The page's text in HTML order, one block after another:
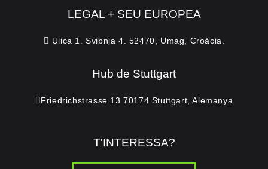
LEGAL + SEU EUROPEA
Ulica 1. Svibnja 4. 52470, Umag, Croàcia.
Hub de Stuttgart
Friedrichstrasse 13 70174 Stuttgart, Alemanya
T'INTERESSA?